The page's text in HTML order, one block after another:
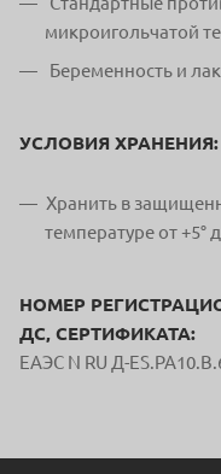
микроигольчатой
Беременность и
УСЛОВИЯ ХРАНЕНИЯ:
Хранить в
температуре от +5°
НОМЕР
ДС, СЕРТИФИКАТА:
ЕАЭС N RU Д-